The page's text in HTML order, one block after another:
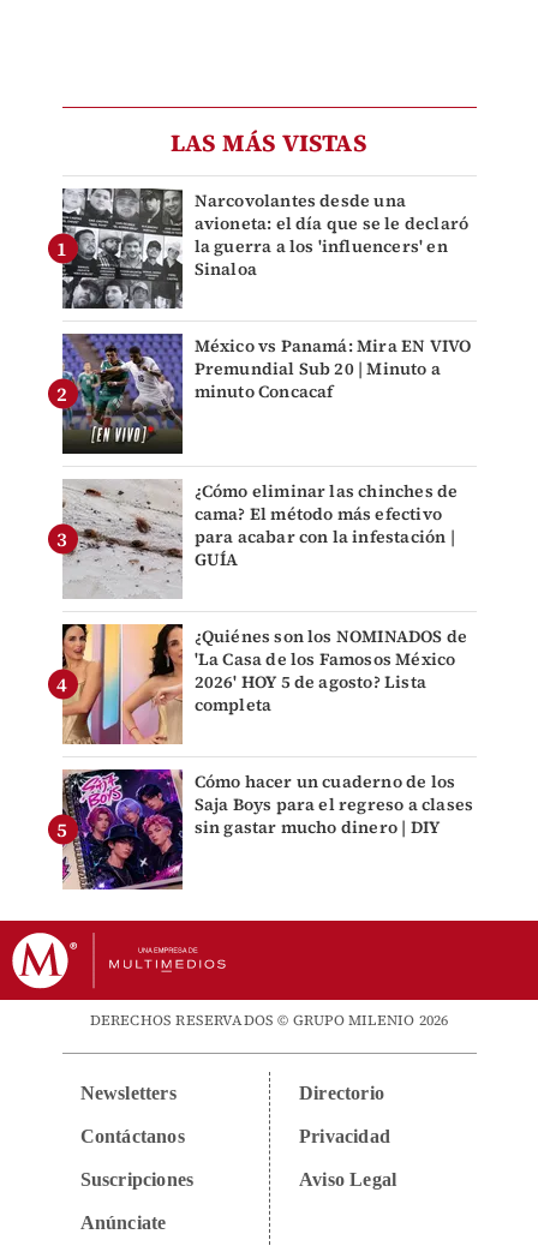
LAS MÁS VISTAS
Narcovolantes desde una
avioneta: el día que se le declaró
la guerra a los 'influencers' en
Sinaloa
México vs Panamá: Mira EN VIVO
Premundial Sub 20 | Minuto a
minuto Concacaf
¿Cómo eliminar las chinches de
cama? El método más efectivo
para acabar con la infestación |
GUÍA
¿Quiénes son los NOMINADOS de
'La Casa de los Famosos México
2026' HOY 5 de agosto? Lista
completa
Cómo hacer un cuaderno de los
Saja Boys para el regreso a clases
sin gastar mucho dinero | DIY
DERECHOS RESERVADOS © GRUPO MILENIO 2026
Newsletters
Contáctanos
Suscripciones
Anúnciate
Directorio
Privacidad
Aviso Legal